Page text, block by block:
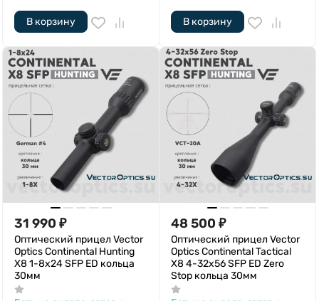
В корзину В корзину
31 990 ₽
Оптический прицел Vector
Optics Continental Hunting
X8 1-8x24 SFP ED кольца
30мм
48 500 ₽
Оптический прицел Vector
Optics Continental Tactical
X8 4-32x56 SFP ED Zero
Stop кольца 30мм